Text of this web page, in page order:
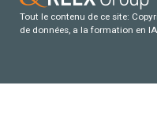
Tout le contenu de ce site:
de données, a la formation en